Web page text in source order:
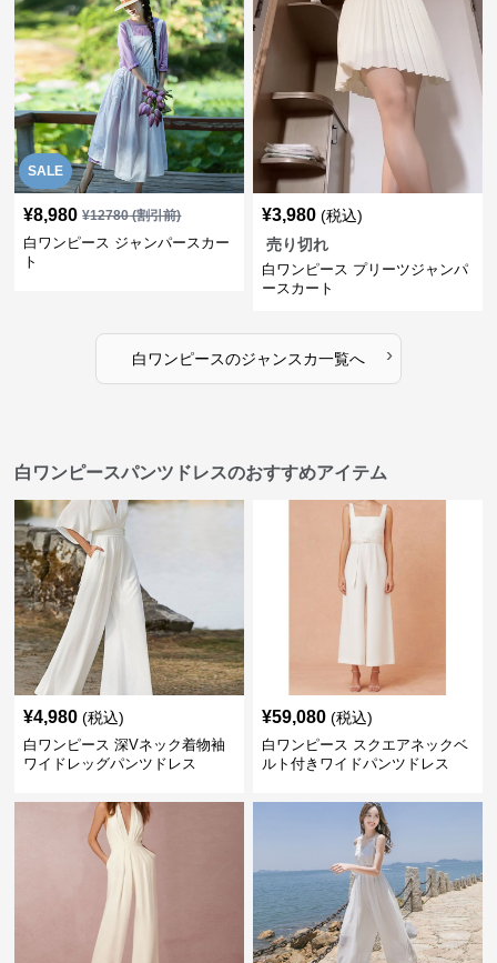
SALE
¥8,980 ¥12780(割引前)
白ワンピース ジャンパースカー
ト
¥3,980 (税込)
売り切れ
白ワンピース プリーツジャンパ
ースカート
白ワンピースのジャンスカ一覧へ ›
白ワンピースパンツドレスのおすすめアイテム
¥4,980 (税込)
白ワンピース 深Vネック着物袖
ワイドレッグパンツドレス
¥59,080 (税込)
白ワンピース スクエアネックベ
ルト付きワイドパンツドレス